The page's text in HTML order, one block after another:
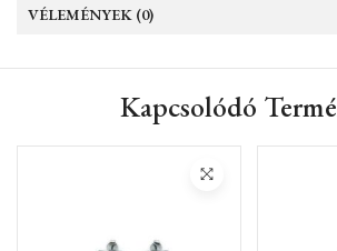
VÉLEMÉNYEK (0)
Kapcsolódó